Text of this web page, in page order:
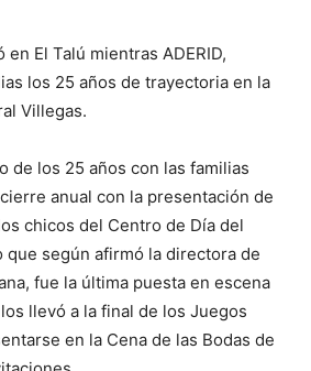
El Talú mientras ADERID,
los 25 años de trayectoria en la
Villegas.
de los 25 años con las familias
anual con la presentación de
chicos del Centro de Día del
que según afirmó la directora de
fue la última puesta en escena
llevó a la final de los Juegos
en la Cena de las Bodas de